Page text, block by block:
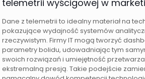
telemetrii wyścigowej w
Dane z telemetrii to idealny materiał na
pokazujące wydajność systemów
rzeczywistym. Firmy IT mogą tworzyć
parametry bolidu, udowadniając tym
swoich rozwiązań i umiejętność
ekstremalną presją. Takie podejście